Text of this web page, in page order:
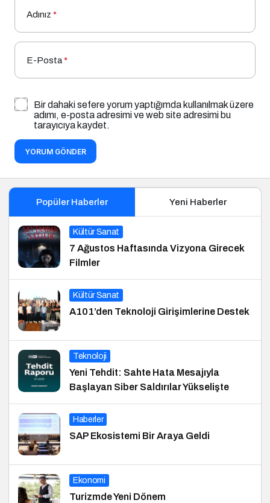
Adınız *
E-Posta*
Bir dahaki sefere yorum yaptığımda kullanılmak üzere
adımı, e-posta adresimi ve web site adresimi bu
tarayıcıya kaydet.
YORUM GÖNDER
Popüler Haberler Yeni Haberler
Kültür Sanat
7 Ağustos Haftasında Vizyona Girecek
Filmler
Kültür Sanat
A101’den Teknoloji Girişimlerine Destek
Teknoloji
Yeni Tehdit: Sahte Hata Mesajıyla
Başlayan Siber Saldırılar Yükselişte
Haberler
SAP Ekosistemi Bir Araya Geldi
Ekonomi
Turizmde Yeni Dönem